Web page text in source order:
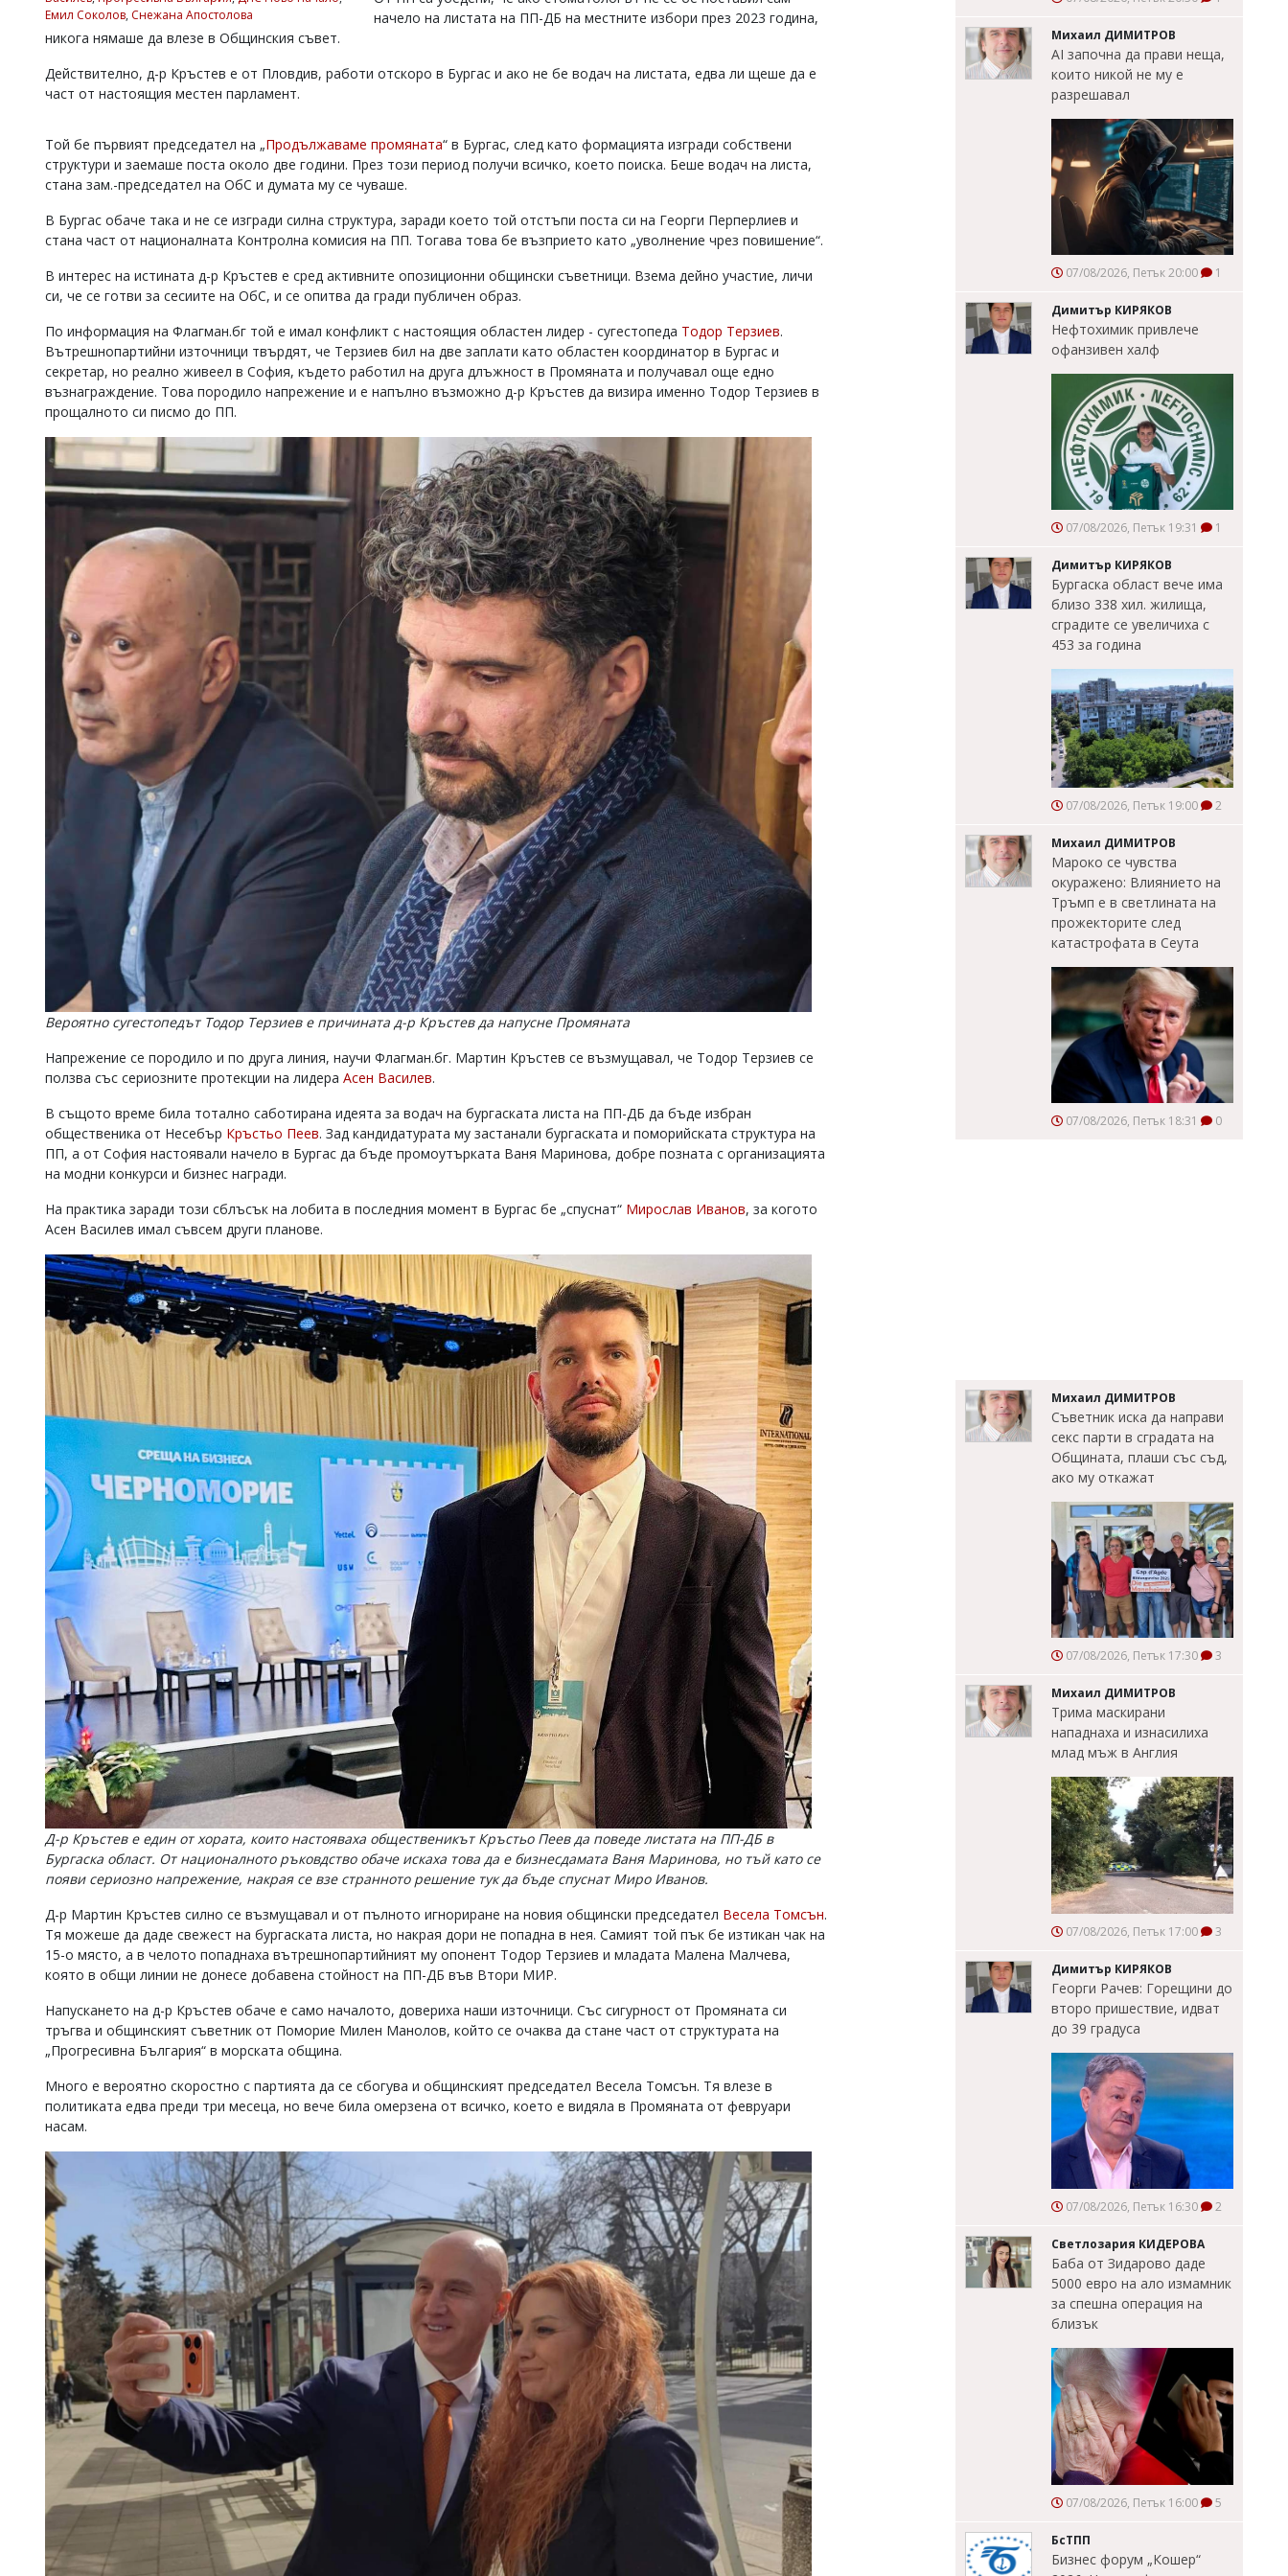
Коментарите
въвеждат
редакцията
откриете
обиден
коментар,
сигнализирайте
Емил Соколов, Снежана Апостолова
начело на листата на ПП-ДБ на местните избори през 2023 година,
никога нямаше да влезе в Общинския съвет.
Действително, д-р Кръстев е от Пловдив, работи отскоро в Бургас и ако не бе водач на листата, едва ли щеше да е
част от настоящия местен парламент.
Той бе първият председател на „Продължаваме промяната“ в Бургас, след като формацията изгради собствени
структури и заемаше поста около две години. През този период получи всичко, което поиска. Беше водач на листа,
стана зам.-председател на ОбС и думата му се чуваше.
В Бургас обаче така и не се изгради силна структура, заради което той отстъпи поста си на Георги Перперлиев и
стана част от националната Контролна комисия на ПП. Тогава това бе възприето като „уволнение чрез повишение“.
В интерес на истината д-р Кръстев е сред активните опозиционни общински съветници. Взема дейно участие, личи
си, че се готви за сесиите на ОбС, и се опитва да гради публичен образ.
По информация на Флагман.бг той е имал конфликт с настоящия областен лидер - сугестопеда Тодор Терзиев.
Вътрешнопартийни източници твърдят, че Терзиев бил на две заплати като областен координатор в Бургас и
секретар, но реално живеел в София, където работил на друга длъжност в Промяната и получавал още едно
възнаграждение. Това породило напрежение и е напълно възможно д-р Кръстев да визира именно Тодор Терзиев в
прощалното си писмо до ПП.
Вероятно сугестопедът Тодор Терзиев е причината д-р Кръстев да напусне Промяната
Напрежение се породило и по друга линия, научи Флагман.бг. Мартин Кръстев се възмущавал, че Тодор Терзиев се
ползва със сериозните протекции на лидера Асен Василев.
В същото време била тотално саботирана идеята за водач на бургаската листа на ПП-ДБ да бъде избран
общественика от Несебър Кръстьо Пеев. Зад кандидатурата му застанали бургаската и поморийската структура на
ПП, а от София настоявали начело в Бургас да бъде промоутърката Ваня Маринова, добре позната с организацията
на модни конкурси и бизнес награди.
На практика заради този сблъсък на лобита в последния момент в Бургас бе „спуснат“ Мирослав Иванов, за когото
Асен Василев имал съвсем други планове.
Д-р Кръстев е един от хората, които настояваха общественикът Кръстьо Пеев да поведе листата на ПП-ДБ в
Бургаска област. От националното ръковдство обаче искаха това да е бизнесдамата Ваня Маринова, но тъй като се
появи сериозно напрежение, накрая се взе странното решение тук да бъде спуснат Миро Иванов.
Д-р Мартин Кръстев силно се възмущавал и от пълното игнориране на новия общински председател Весела Томсън.
Тя можеше да даде свежест на бургаската листа, но накрая дори не попадна в нея. Самият той пък бе изтикан чак на
15-о място, а в челото попаднаха вътрешнопартийният му опонент Тодор Терзиев и младата Малена Малчева,
която в общи линии не донесе добавена стойност на ПП-ДБ във Втори МИР.
Напускането на д-р Кръстев обаче е само началото, довериха наши източници. Със сигурност от Промяната си
тръгва и общинският съветник от Поморие Милен Манолов, който се очаква да стане част от структурата на
„Прогресивна България“ в морската община.
Много е вероятно скоростно с партията да се сбогува и общинският председател Весела Томсън. Тя влезе в
политиката едва преди три месеца, но вече била омерзена от всичко, което е видяла в Промяната от февруари
насам.
Михаил ДИМИТРОВ
AI започна да прави неща,
които никой не му е
разрешавал
07/08/2026, Петък 20:00 1
Димитър КИРЯКОВ
Нефтохимик привлече
офанзивен халф
07/08/2026, Петък 19:31 1
Димитър КИРЯКОВ
Бургаска област вече има
близо 338 хил. жилища,
сградите се увеличиха с
453 за година
07/08/2026, Петък 19:00 2
Михаил ДИМИТРОВ
Мароко се чувства
окуражено: Влиянието на
Тръмп е в светлината на
прожекторите след
катастрофата в Сеута
07/08/2026, Петък 18:31 0
Михаил ДИМИТРОВ
Съветник иска да направи
секс парти в сградата на
Общината, плаши със съд,
ако му откажат
07/08/2026, Петък 17:30 3
Михаил ДИМИТРОВ
Трима маскирани
нападнаха и изнасилиха
млад мъж в Англия
07/08/2026, Петък 17:00 3
Димитър КИРЯКОВ
Георги Рачев: Горещини до
второ пришествие, идват
до 39 градуса
07/08/2026, Петък 16:30 2
Светлозария КИДЕРОВА
Баба от Зидарово даде
5000 евро на ало измамник
за спешна операция на
близък
07/08/2026, Петък 16:00 5
БсТПП
Бизнес форум „Кошер“